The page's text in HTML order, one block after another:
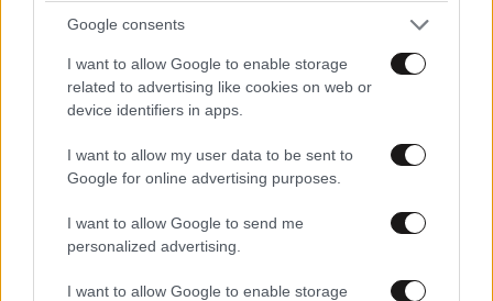
Google consents
I want to allow Google to enable storage
related to advertising like cookies on web or
device identifiers in apps.
I want to allow my user data to be sent to
Google for online advertising purposes.
I want to allow Google to send me
personalized advertising.
I want to allow Google to enable storage
Οι 5 ασκήσεις που πρέπει να κάνετε για μια ζωή
με δύναμη και αυτονομία – Ένα απλό αλλά
ιδανικό πρόγραμμα καθώς μεγαλώνετε